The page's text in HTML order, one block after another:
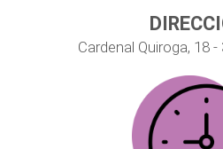
Cardenal Quiroga, 18